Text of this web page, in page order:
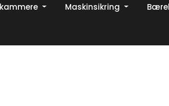
Maskinsikring